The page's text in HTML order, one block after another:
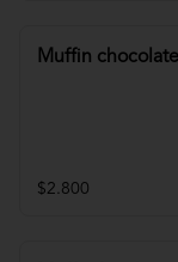
Muffin chocolate
$2.800